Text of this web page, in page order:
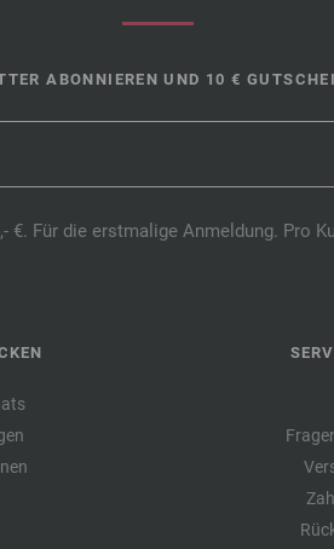
ABONNIEREN UND 10 €
Für die erstmalige Anmeldung. Pro